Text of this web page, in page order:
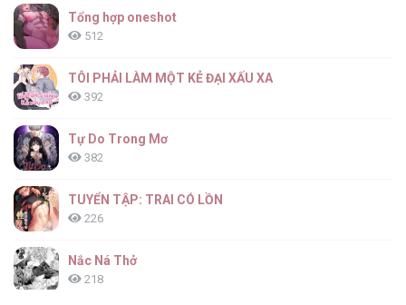
Làm [...] – Chap 14
Làm [...] – Chap 13
Làm [...] – Chap 12
Tổng hợp oneshot
512
TÔI PHẢI LÀM MỘT KẺ ĐẠI XẤU XA
392
Tự Do Trong Mơ
382
TUYỂN TẬP: TRAI CÓ LỒN
226
Nắc Ná Thở
218